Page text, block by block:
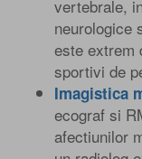
vertebrale,
neurologice
este extrem
sportivi de
Imagistica
ecograf si
afectiunilor